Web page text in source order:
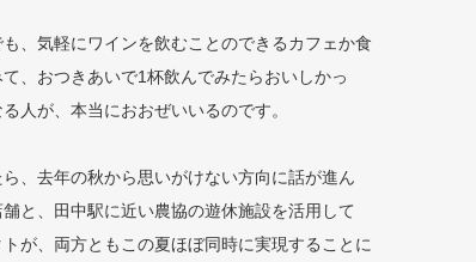
、気軽にワインを飲むことのできるカフェか食
、おつきあいで1杯飲んでみたらおいしかっ
が、本当におおぜいいるのです。
、去年の秋から思いがけない方向に話が進ん
と、田中駅に近い農協の遊休施設を活用して
が、両方ともこの夏ほぼ同時に実現することに